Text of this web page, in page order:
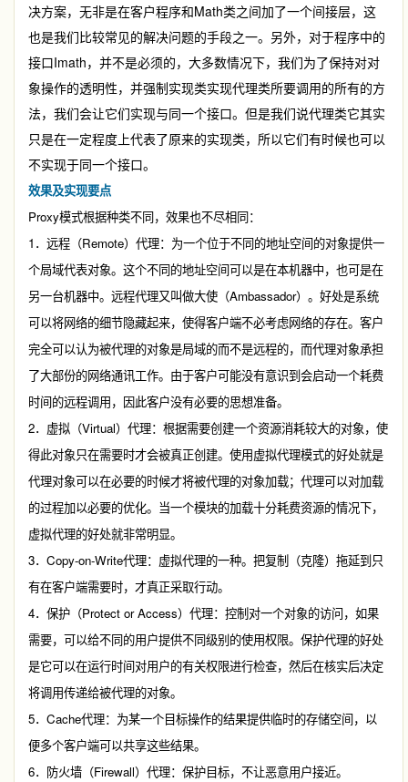
决方案，无非是在客户程序和Math类之间加了一个间接层，这
也是我们比较常见的解决问题的手段之一。另外，对于程序中的
接口Imath，并不是必须的，大多数情况下，我们为了保持对对
象操作的透明性，并强制实现类实现代理类所要调用的所有的方
法，我们会让它们实现与同一个接口。但是我们说代理类它其实
只是在一定程度上代表了原来的实现类，所以它们有时候也可以
不实现于同一个接口。
效果及实现要点
Proxy模式根据种类不同，效果也不尽相同：
1 ．远程（Remote）代理：为一个位于不同的地址空间的对象提供一
个局域代表对象。这个不同的地址空间可以是在本机器中，也可是在
另一台机器中。远程代理又叫做大使（Ambassador）。好处是系统
可以将网络的细节隐藏起来，使得客户端不必考虑网络的存在。客户
完全可以认为被代理的对象是局域的而不是远程的，而代理对象承担
了大部份的网络通讯工作。由于客户可能没有意识到会启动一个耗费
时间的远程调用，因此客户没有必要的思想准备。
2．虚拟（Virtual）代理：根据需要创建一个资源消耗较大的对象，使
得此对象只在需要时才会被真正创建。使用虚拟代理模式的好处就是
代理对象可以在必要的时候才将被代理的对象加载；代理可以对加载
的过程加以必要的优化。当一个模块的加载十分耗费资源的情况下，
虚拟代理的好处就非常明显。
3． Copy-on-Write代理：虚拟代理的一种。把复制（克隆）拖延到只
有在客户端需要时，才真正采取行动。
4．保护（Protect or Access）代理：控制对一个对象的访问，如果
需要，可以给不同的用户提供不同级别的使用权限。保护代理的好处
是它可以在运行时间对用户的有关权限进行检查，然后在核实后决定
将调用传递给被代理的对象。
5． Cache代理：为某一个目标操作的结果提供临时的存储空间，以
便多个客户端可以共享这些结果。
6．防火墙（Firewall）代理：保护目标，不让恶意用户接近。